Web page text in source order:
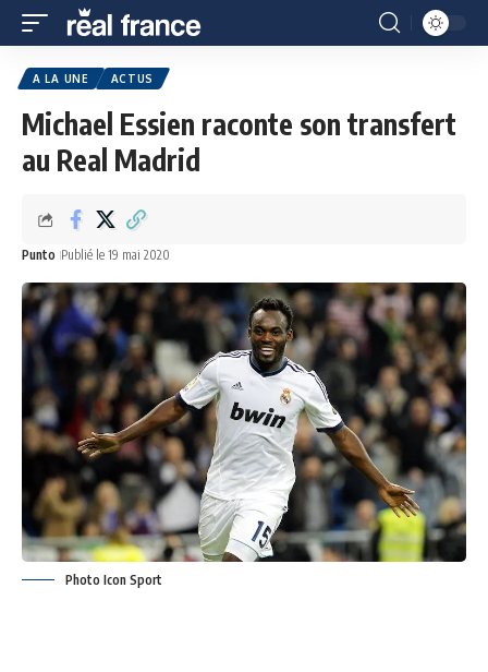
A LA UNE ACTUS
Michael Essien raconte son transfert
au Real Madrid
Punto Publié le 19 mai 2020
Photo Icon Sport